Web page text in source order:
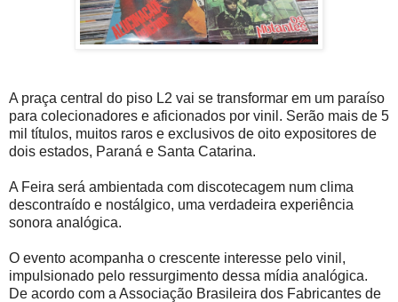
A praça central do piso L2 vai se transformar em um paraíso
para colecionadores e aficionados por vinil. Serão mais de 5
mil títulos, muitos raros e exclusivos de oito expositores de
dois estados, Paraná e Santa Catarina.
A Feira será ambientada com discotecagem num clima
descontraído e nostálgico, uma verdadeira experiência
sonora analógica.
O evento acompanha o crescente interesse pelo vinil,
impulsionado pelo ressurgimento dessa mídia analógica.
De acordo com a Associação Brasileira dos Fabricantes de